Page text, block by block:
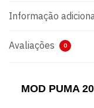
Informação
Avaliações 0
MOD PUMA